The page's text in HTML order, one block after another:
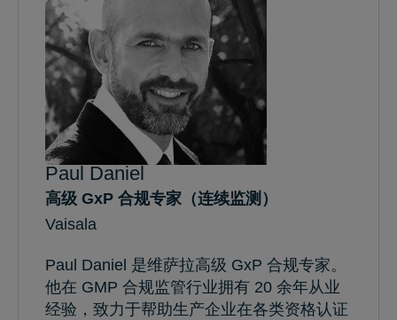
Paul Daniel
高级 GxP 合规专家（连续监测）
Vaisala
Paul Daniel 是维萨拉高级 GxP 合规专家。
他在 GMP 合规监管行业拥有 20 余年从业
经验，致力于帮助生产企业在各类资格认证